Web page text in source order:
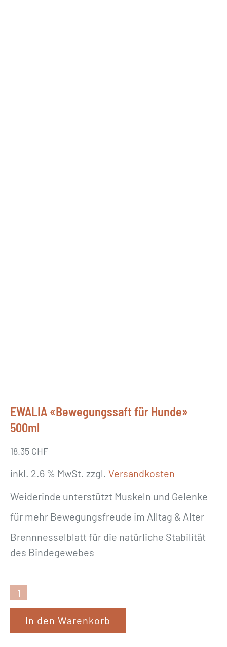
EWALIA «Bewegungssaft für Hunde»
500ml
18.35 CHF
inkl. 2.6 % MwSt. zzgl. Versandkosten
Weiderinde unterstützt Muskeln und Gelenke
für mehr Bewegungsfreude im Alltag & Alter
Brennnesselblatt für die natürliche Stabilität
des Bindegewebes
W
In den Warenkorb